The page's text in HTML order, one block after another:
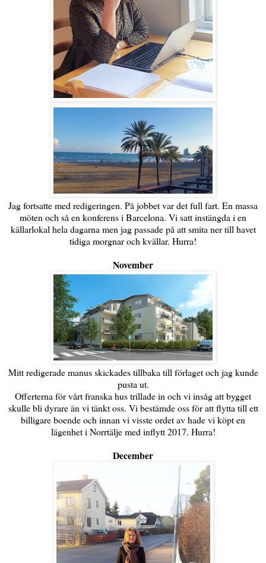
Jag fortsatte med redigeringen. På jobbet var det full fart. En massa
möten och så en konferens i Barcelona. Vi satt instängda i en
källarlokal hela dagarna men jag passade på att smita ner till havet
tidiga morgnar och kvällar. Hurra!
November
Mitt redigerade manus skickades tillbaka till förlaget och jag kunde
pusta ut.
Offerterna för vårt franska hus trillade in och vi insåg att bygget
skulle bli dyrare än vi tänkt oss. Vi bestämde oss för att flytta till ett
billigare boende och innan vi visste ordet av hade vi köpt en
lägenhet i Norrtälje med inflytt 2017. Hurra!
December